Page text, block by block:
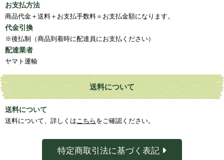
お支払方法
商品代金＋送料＋お支払手数料＝お支払金額になります。
代金引換
※後払制（商品到着時に配達員にお支払ください）
配達業者
ヤマト運輸
送料について
送料について
送料について、詳しくは こちら をご確認ください。
特定商取引法に基づく表記